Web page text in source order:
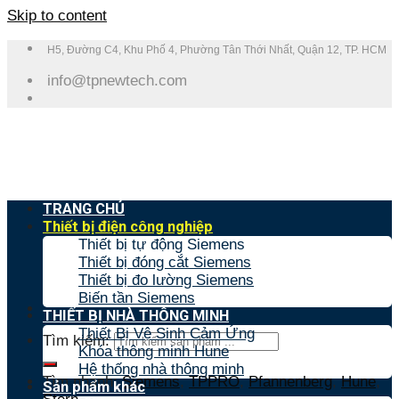
Skip to content
H5, Đường C4, Khu Phố 4, Phường Tân Thới Nhất, Quận 12, TP. HCM
info@tpnewtech.com
Tìm kiếm:
Tìm nhanh:Siemens,TPPRO,Pfannenberg,Hune,
TRANG CHỦ
Thiết bị điện công nghiệp
Thiết bị tự động Siemens
Thiết bị đóng cắt Siemens
Thiết bị đo lường Siemens
Biến tần Siemens
THIẾT BỊ NHÀ THÔNG MINH
Thiết Bị Vệ Sinh Cảm Ứng
Khóa thông minh Hune
Hệ thống nhà thông minh
Sản phẩm khác